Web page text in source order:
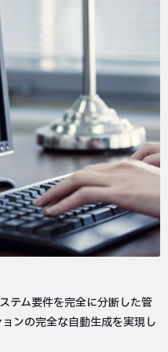
テム要件を完全に分断した管
ンの完全な自動生成を実現し